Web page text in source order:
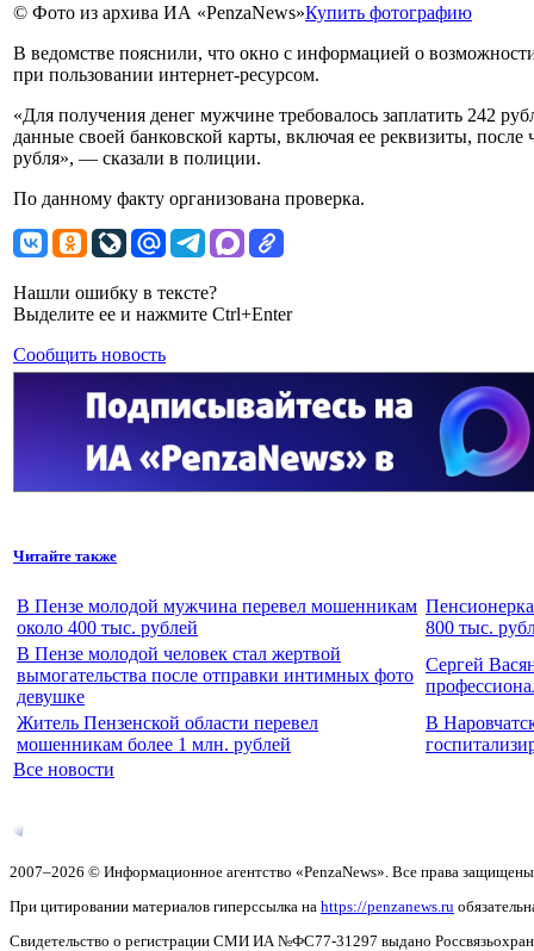
© Фото из архива ИА «PenzaNews»Купить фотографию
В ведомстве пояснили, что окно с информацией о
при пользовании интернет-ресурсом.
«Для получения денег мужчине требовалось заплатить 242
данные своей банковской карты, включая ее реквизиты, после
рубля», — сказали в полиции.
По данному факту организована проверка.
Нашли ошибку в тексте?
Выделите ее и нажмите Ctrl+Enter
Сообщить новость
Читайте также
В Пензе молодой мужчина перевел мошенникам
около 400 тыс. рублей
800 тыс.
В Пензе молодой человек стал жертвой
вымогательства после отправки интимных фото
девушке
Сергей
Житель Пензенской области перевел
мошенникам более 1 млн. рублей
В
Все новости
2007–2026 © Информационное агентство «PenzaNews». Все права
При цитировании материалов гиперссылка на https://penzanews.ru
Свидетельство о регистрации СМИ ИА №ФС77-31297 выдано